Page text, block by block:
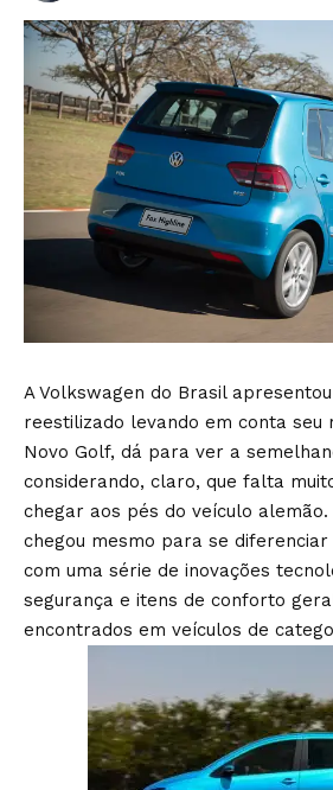
A Volkswagen do Brasil
reestilizado levando em conta seu
Novo Golf, dá para ver a
considerando, claro, que falta
chegar aos pés do veículo alemão.
chegou mesmo para se diferenciar
com uma série de inovações
segurança e itens de conforto
encontrados em veículos de